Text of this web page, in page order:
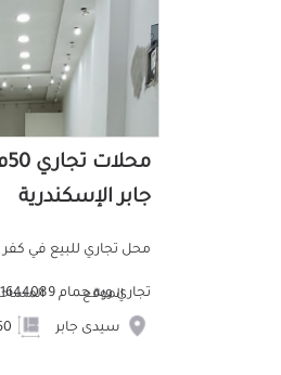
جابر الإسكندرية
محل تجاري للبيع في
تجاري وبه حمام 01551644089استاذ هادي
الموقع
سيدى جابر